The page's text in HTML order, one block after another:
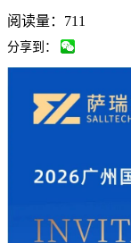
阅读量：711
分享到：